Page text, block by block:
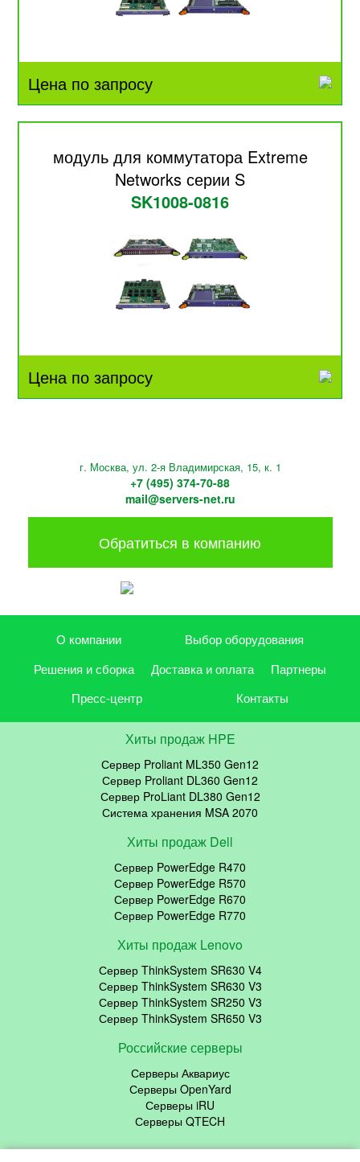
Цена по запросу
модуль для коммутатора Extreme
Networks серии S
SK1008-0816
Цена по запросу
г. Москва, ул. 2-я Владимирская, 15, к. 1
+7 (495) 374-70-88
mail@servers-net.ru
Обратиться в компанию
О компании
Выбор оборудования
Решения и сборка
Доставка и оплата
Партнеры
Пресс-центр
Контакты
Хиты продаж HPE
Сервер Proliant ML350 Gen12
Сервер Proliant DL360 Gen12
Сервер ProLiant DL380 Gen12
Система хранения MSA 2070
Хиты продаж Dell
Сервер PowerEdge R470
Сервер PowerEdge R570
Сервер PowerEdge R670
Сервер PowerEdge R770
Хиты продаж Lenovo
Сервер ThinkSystem SR630 V4
Сервер ThinkSystem SR630 V3
Сервер ThinkSystem SR250 V3
Сервер ThinkSystem SR650 V3
Российские серверы
Серверы Аквариус
Серверы OpenYard
Серверы iRU
Серверы QTECH